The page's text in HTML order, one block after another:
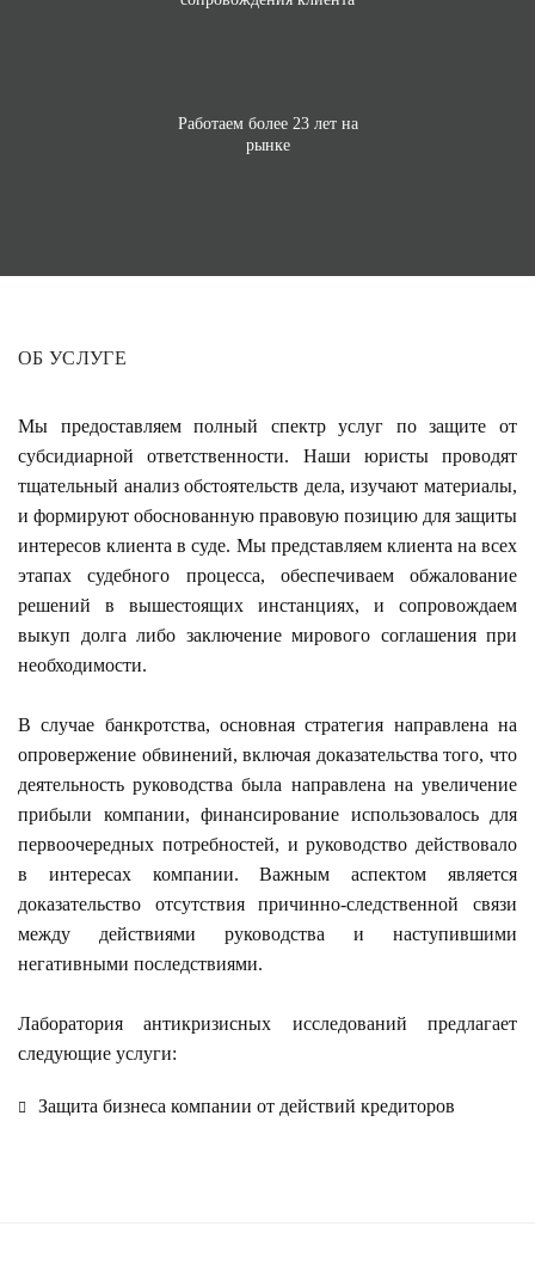
Работаем более 23 лет на
рынке
ОБ УСЛУГЕ
Мы предоставляем полный спектр услуг по защите от
субсидиарной ответственности. Наши юристы проводят
тщательный анализ обстоятельств дела, изучают материалы,
и формируют обоснованную правовую позицию для защиты
интересов клиента в суде. Мы представляем клиента на всех
этапах судебного процесса, обеспечиваем обжалование
решений в вышестоящих инстанциях, и сопровождаем
выкуп долга либо заключение мирового соглашения при
необходимости.
В случае банкротства, основная стратегия направлена на
опровержение обвинений, включая доказательства того, что
деятельность руководства была направлена на увеличение
прибыли компании, финансирование использовалось для
первоочередных потребностей, и руководство действовало
в интересах компании. Важным аспектом является
доказательство отсутствия причинно-следственной связи
между действиями руководства и наступившими
негативными последствиями.
Лаборатория антикризисных исследований предлагает
следующие услуги:
Защита бизнеса компании от действий кредиторов